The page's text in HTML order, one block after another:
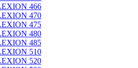
466
470
475
480
485
510
520